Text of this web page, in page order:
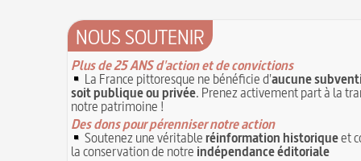
NOUS SOUTENIR
Plus de 25 ANS d'action et de convictions
La France pittoresque ne bénéficie d'aucune
soit publique ou privée. Prenez activement part à la
notre patrimoine !
Des dons pour pérenniser notre action
Soutenez une véritableréinformation historiqueet
la conservation de notre indépendance éditoriale